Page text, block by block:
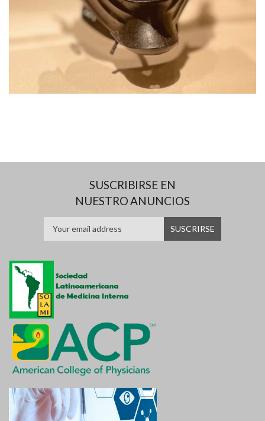
SUSCRIBIRSE EN
NUESTRO ANUNCIOS